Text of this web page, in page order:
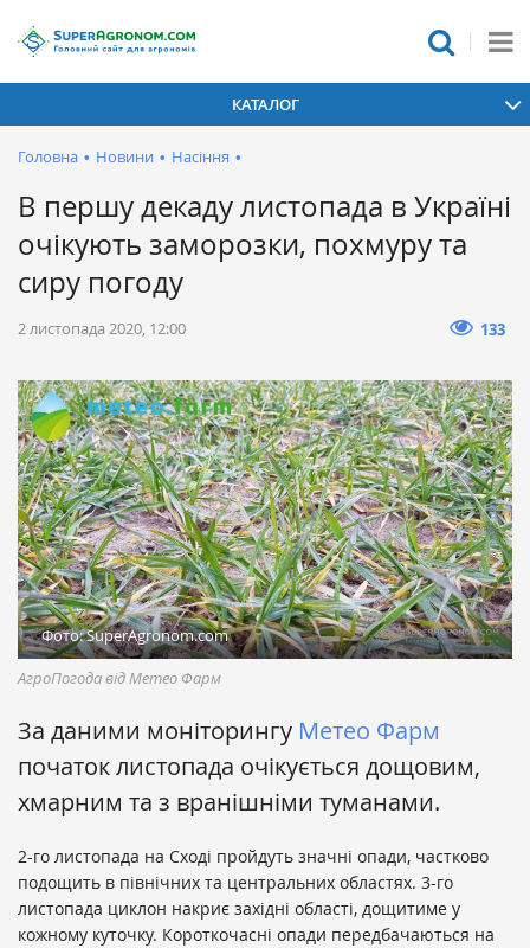
КАТАЛОГ
Головна • Новини • Насіння •
В першу декаду листопада в Україні
очікують заморозки, похмуру та
сиру погоду
2 листопада 2020, 12:00 133
Фото: SuperAgronom.com
АгроПогода від Метео Фарм
За даними моніторингу Метео Фарм
початок листопада очікується дощовим,
хмарним та з вранішніми туманами.
2-го листопада на Сході пройдуть значні опади, частково
подощить в північних та центральних областях. 3-го
листопада циклон накриє західні області, дощитиме у
кожному куточку. Короткочасні опади передбачаються на